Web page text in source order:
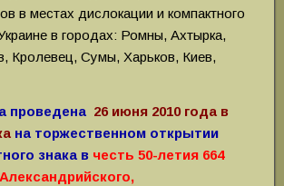
в местах дислокации и компактного
в городах: Ромны, Ахтырка,
Кролевец, Сумы, Харьков, Киев,
проведена 26 июня 2010 года в
на торжественном открытии
знака в честь 50-летия 664